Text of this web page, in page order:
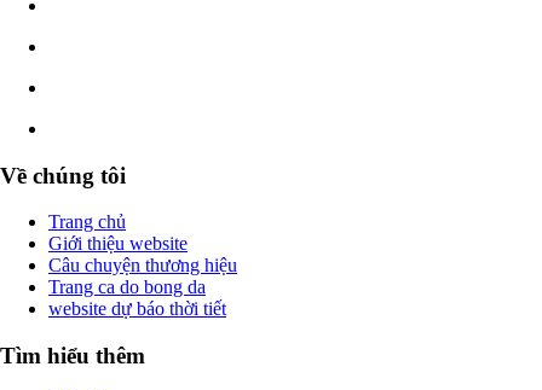
Về chúng tôi
Trang chủ
Giới thiệu website
Câu chuyện thương hiệu
Trang ca do bong da
website dự báo thời tiết
Tìm hiểu thêm